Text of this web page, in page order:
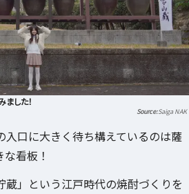
した！
Saiga NAK
入口に大きく待ち構えているのは薩
看板！
蔵」という江戸時代の焼酎づくりを